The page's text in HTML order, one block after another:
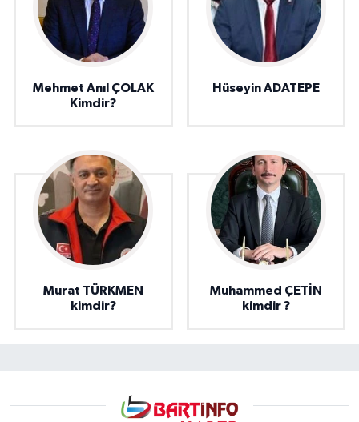
Mehmet Anıl ÇOLAK
Kimdir?
Hüseyin ADATEPE
Murat TÜRKMEN
kimdir?
Muhammed ÇETİN
kimdir ?